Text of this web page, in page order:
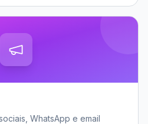
WhatsApp e email